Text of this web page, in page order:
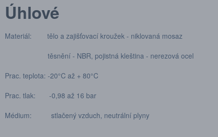
Úhlové
Materiál: tělo a zajišťovací kroužek - niklovaná mosaz
těsnění - NBR, pojistná kleština - nerezová ocel
Prac. teplota: -20°C až + 80°C
Prac. tlak: -0,98 až 16 bar
Médium: stlačený vzduch, neutrální plyny